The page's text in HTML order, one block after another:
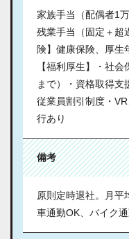
家族手当（配偶者1
残業手当（固定＋超
険】健康保険、厚生
【福利厚生】・社
まで）・資格取得支
従業員割引制度・
行あり
備考
原則定時退社。月平
車通勤OK、バイク